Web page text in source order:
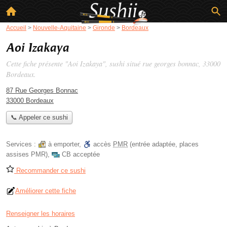
Accueil > Nouvelle-Aquitaine > Gironde > Bordeaux
Aoi Izakaya
Cette fiche présente "Aoi Izakaya", sushi situé rue georges bonnac, 33000
Bordeaux.
87 Rue Georges Bonnac
33000 Bordeaux
📞 Appeler ce sushi
Services : à emporter, accès PMR (entrée adaptée, places
assises PMR), CB acceptée
Recommander ce sushi
Améliorer cette fiche
Renseigner les horaires